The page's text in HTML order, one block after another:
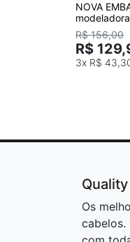
NOVA
R$ 156,00
R$
3x R$
Os
cabelos.